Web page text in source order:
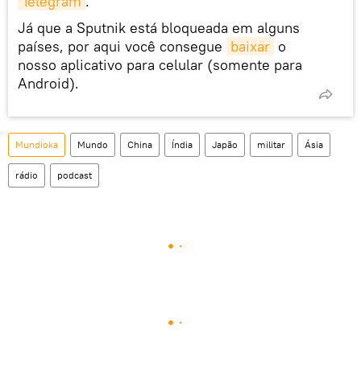
Já que a Sputnik está bloqueada em alguns
países, por aqui você consegue baixar o
nosso aplicativo para celular (somente para
Android).
Mundioka Mundo China Índia Japão militar Ásia
rádio podcast